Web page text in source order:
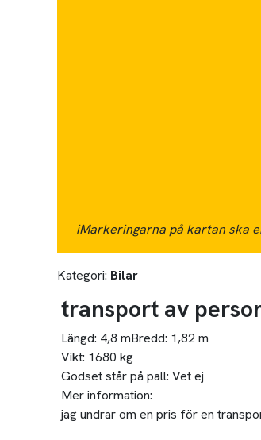
iMarkeringarna på kartan ska
Kategori: Bilar
transport av
Längd: 4,8 mBredd: 1,82 m
Vikt: 1680 kg
Godset står på pall: Vet ej
Mer information:
jag undrar om en pris för en